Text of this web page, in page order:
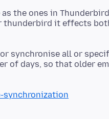
the ones in
thunderbird it effects
synchronise all or
synchronization